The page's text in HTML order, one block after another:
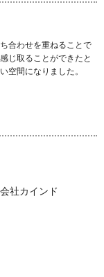
合わせを重ねることで
じ取ることができたと
空間になりました。
社カインド